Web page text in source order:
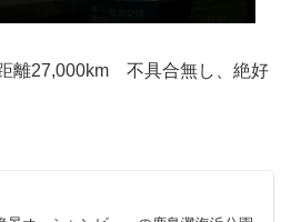
離27,000km 不具合無し、絶好